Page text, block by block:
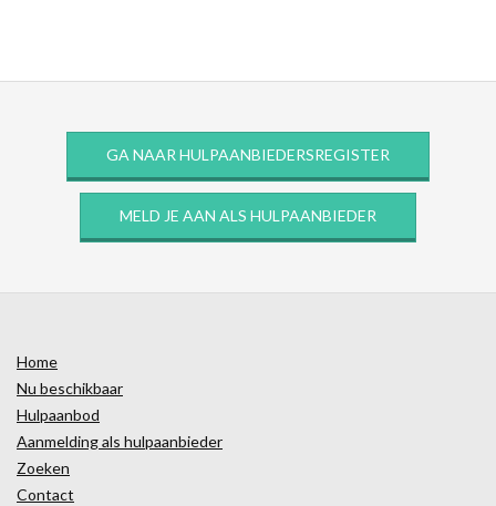
GA NAAR HULPAANBIEDERSREGISTER
MELD JE AAN ALS HULPAANBIEDER
Home
Nu beschikbaar
Hulpaanbod
Aanmelding als hulpaanbieder
Zoeken
Contact